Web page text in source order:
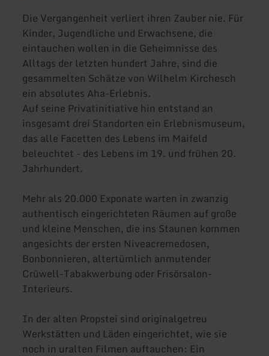
Die Vergangenheit verliert ihren Zauber nie. Für
Kinder, Jugendliche und Erwachsene, die
eintauchen wollen in die Geheimnisse des
Alltags der letzten hundert Jahre, sind die
gesammelten Schätze von Wilhelm Kirchesch
ein absolutes Aha-Erlebnis.
Auf seine Privatinitiative hin entstand an
insgesamt drei Standorten ein Erlebnismuseum,
das alle Facetten des Lebens im Maifeld
beleuchtet - des Lebens im 19. und frühen 20.
Jahrhundert.
Mehr als 20.000 Exponate warten in zwanzig
authentisch eingerichteten Räumen auf große
und kleine Menschen, die ins Staunen kommen
angesichts der ersten Niveacremedosen,
Bonbonnieren, altertümlich anmutender
Crüwell-Tabakwerbung oder Frisörsalon-
Interieurs.
In der alten Propstei sind originalgetreu
Werkstätten und Läden eingerichtet, wie sie
noch in uralten Filmen auftauchen: Ein